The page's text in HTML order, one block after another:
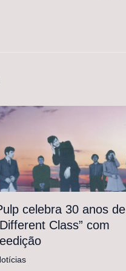
celebra 30 anos de
Class” com